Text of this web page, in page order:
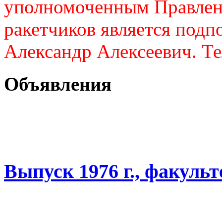
уполномоченным
ракетчиков является
Александр Алексеевич.
Объявления
Выпуск 1976 г.,